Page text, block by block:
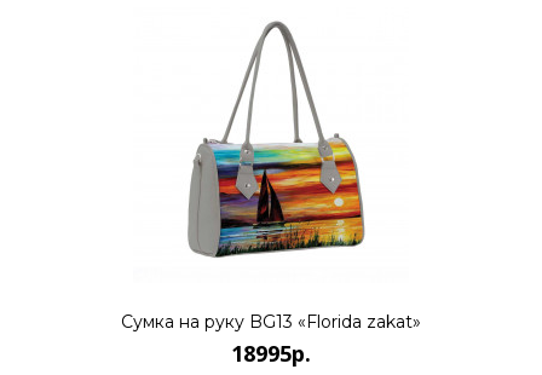
КУПИТЬ
18995р.
КУПИТЬ
Сумка на руку BG13 «Florida zakat»
18995р.